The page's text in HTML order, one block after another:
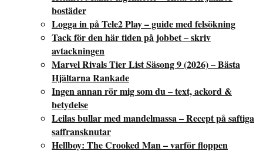
bostäder
Logga in på Tele2 Play – guide med felsökning
Tack för den här tiden på jobbet – skriv
avtackningen
Marvel Rivals Tier List Säsong 9 (2026) – Bästa
Hjältarna Rankade
Ingen annan rör mig som du – text, ackord &
betydelse
Leilas bullar med mandelmassa – Recept på saftiga
saffransknutar
Hellboy: The Crooked Man – varför floppen